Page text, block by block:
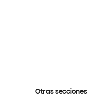
Otras secciones